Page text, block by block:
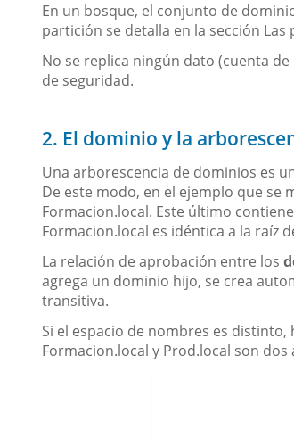
En un bosque, el conjunto de
partición se detalla en la sección
No se replica ningún dato (cuenta
de seguridad.
2. El dominio y la
Una arborescencia de dominios es
De este modo, en el ejemplo que
Formacion.local. Este último
Formacion.local es idéntica a la raíz
La relación de aprobación entre los
agrega un dominio hijo, se crea
transitiva.
Si el espacio de nombres es
Formacion.local y Prod.local son